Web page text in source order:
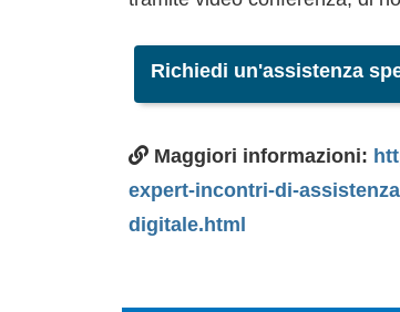
Richiedi un'assistenza
Maggiori informazioni:
expert-incontri-di-
digitale.html